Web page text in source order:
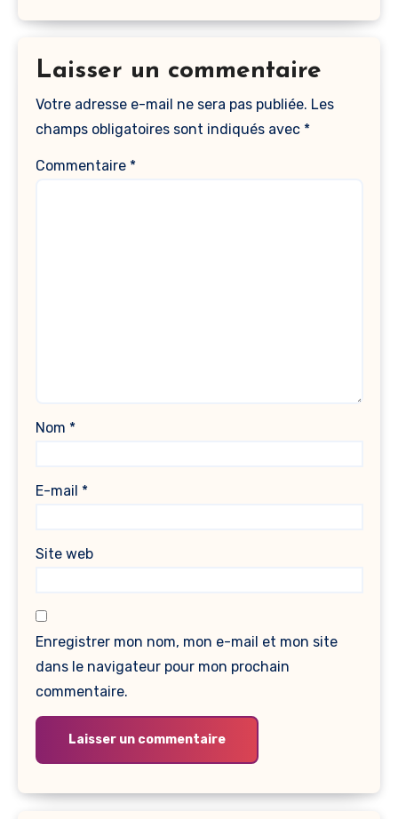
Laisser un commentaire
Votre adresse e-mail ne sera pas publiée. Les
champs obligatoires sont indiqués avec *
Commentaire *
Nom *
E-mail *
Site web
Enregistrer mon nom, mon e-mail et mon site
dans le navigateur pour mon prochain
commentaire.